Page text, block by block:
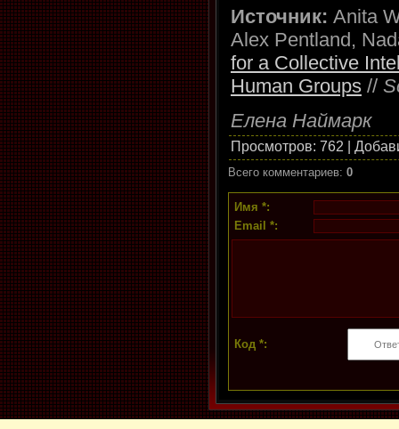
Источник: Anita
Alex Pentland,
for a Collective
Human Groups //
Елена Наймарк
Просмотров: 762 |
Всего комментариев: 0
Имя *:
Email *:
Код *: